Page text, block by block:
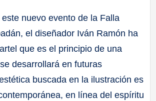
nuevo evento de la Falla
el diseñador Iván Ramón ha
que es el principio de una
desarrollará en futuras
buscada en la ilustración es
en línea del espíritu